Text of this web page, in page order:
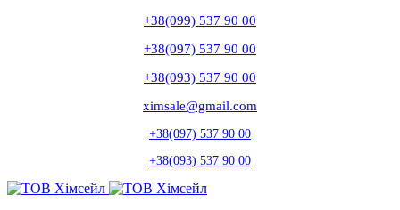
+38(099) 537 90 00
+38(097) 537 90 00
+38(093) 537 90 00
ximsale@gmail.com
+38(097) 537 90 00
+38(093) 537 90 00